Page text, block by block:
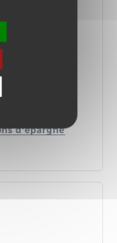
d'épargne